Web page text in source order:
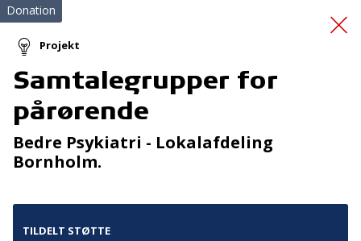
Jump4fun i
Storstrømmen
Donation
Projekt
Samtalegrupper for
pårørende
Bedre Psykiatri - Lokalafdeling
Bornholm.
TILDELT STØTTE